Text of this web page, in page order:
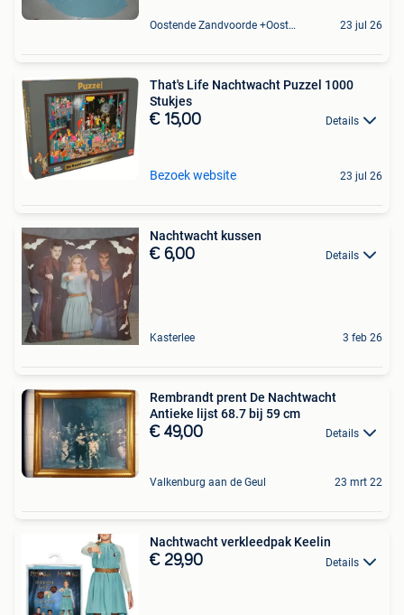
Oostende Zandvoorde +Oostende 23 jul 26
That's Life Nachtwacht Puzzel 1000
Stukjes
€ 15,00 Details
Bezoek website 23 jul 26
Nachtwacht kussen
€ 6,00 Details
Kasterlee 3 feb 26
Rembrandt prent De Nachtwacht
Antieke lijst 68.7 bij 59 cm
€ 49,00 Details
Valkenburg aan de Geul 23 mrt 22
Nachtwacht verkleedpak Keelin
€ 29,90 Details